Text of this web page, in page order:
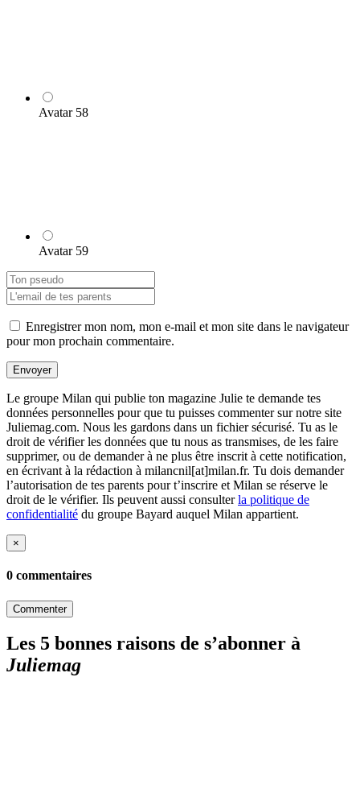
Avatar 58
Avatar 59
Enregistrer mon nom, mon e-mail et mon site dans le navigateur
pour mon prochain commentaire.
Envoyer
Le groupe Milan qui publie ton magazine Julie te demande tes
données personnelles pour que tu puisses commenter sur notre site
Juliemag.com. Nous les gardons dans un fichier sécurisé. Tu as le
droit de vérifier les données que tu nous as transmises, de les faire
supprimer, ou de demander à ne plus être inscrit à cette notification,
en écrivant à la rédaction à milancnil[at]milan.fr. Tu dois demander
l’autorisation de tes parents pour t’inscrire et Milan se réserve le
droit de le vérifier. Ils peuvent aussi consulterla politique de
confidentialité du groupe Bayard auquel Milan appartient.
×
0 commentaires
Commenter
Les 5 bonnes raisons de s’abonner à
Juliemag